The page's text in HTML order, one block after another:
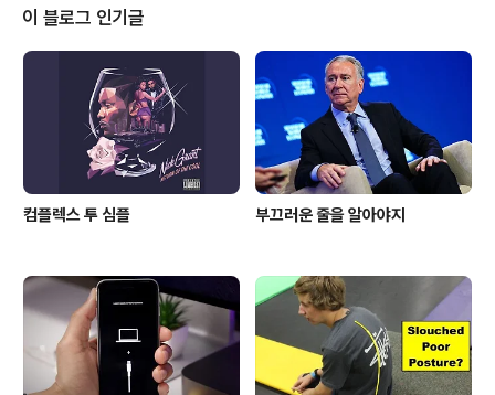
해야 한다. 그간 애플워치에 '윈도우 98'을 포트한 것을 공
개한 바가 있으나 iOS 기기 혹은 애플워치에서의 타 플랫
폼 구동은 에뮬레이터 기반이다. 애플워치가 출시되면서
'탈옥' 을 통해 활용도가 극대화 될 것이라는 예상과는 달리
아직 탈옥이 되지 않았다. 이유는 '수요..
이 블로그 인기글
컴플렉스 투 심플 부끄러운 줄을 알아야지